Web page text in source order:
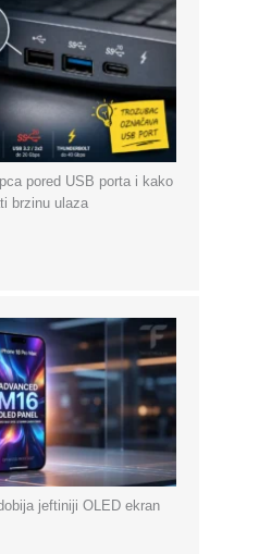
pored USB porta i kako
brzinu ulaza
jeftiniji OLED ekran